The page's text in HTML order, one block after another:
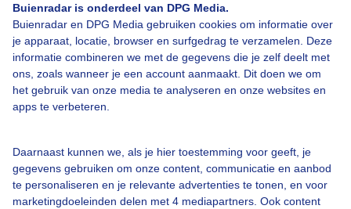
Buienradar is onderdeel van DPG Media.
Buienradar en DPG Media gebruiken cookies om informatie over
je apparaat, locatie, browser en surfgedrag te verzamelen. Deze
informatie combineren we met de gegevens die je zelf deelt met
ons, zoals wanneer je een account aanmaakt. Dit doen we om
het gebruik van onze media te analyseren en onze websites en
apps te verbeteren.
Daarnaast kunnen we, als je hier toestemming voor geeft, je
gegevens gebruiken om onze content, communicatie en aanbod
te personaliseren en je relevante advertenties te tonen, en voor
marketingdoeleinden delen met 4 mediapartners. Ook content
Herfst
Bekijk slideshow
Een moment geduld aub...